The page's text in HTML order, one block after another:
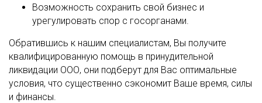
Возможность сохранить свой бизнес и
урегулировать спор с госорганами.
Обратившись к нашим специалистам, Вы получите
квалифицированную помощь в принудительной
ликвидации ООО, они подберут для Вас оптимальные
условия, что существенно сэкономит Ваше время, силы
и финансы.